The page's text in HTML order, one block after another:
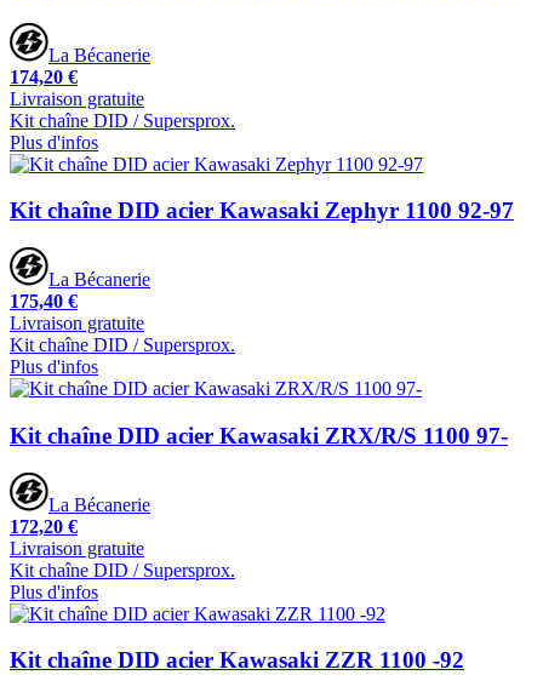
La Bécanerie
174,20 €
Livraison gratuite
Kit chaîne DID / Supersprox.
Plus d'infos
Kit chaîne DID acier Kawasaki Zephyr 1100 92-97
La Bécanerie
175,40 €
Livraison gratuite
Kit chaîne DID / Supersprox.
Plus d'infos
Kit chaîne DID acier Kawasaki ZRX/R/S 1100 97-
La Bécanerie
172,20 €
Livraison gratuite
Kit chaîne DID / Supersprox.
Plus d'infos
Kit chaîne DID acier Kawasaki ZZR 1100 -92